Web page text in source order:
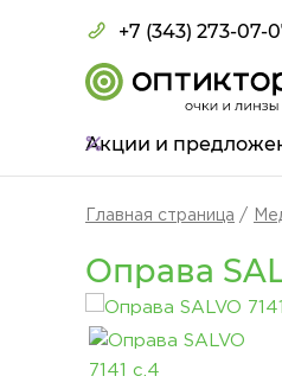
+7 (343) 273-07-
Акции и
Главная страница
Оправа